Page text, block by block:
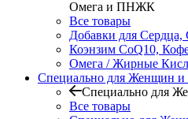
Омега и ПНЖК
Все товары
Добавки для Сердца,
Коэнзим CoQ10,
Омега / Жирные
Специально для Женщин
Специально для
Все товары